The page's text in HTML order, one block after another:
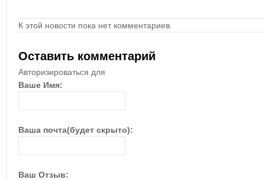
К этой новости пока нет комментариев.
Оставить комментарий
Авторизироваться для
Ваше Имя:
Ваша почта(будет скрыто):
Ваш Отзыв: